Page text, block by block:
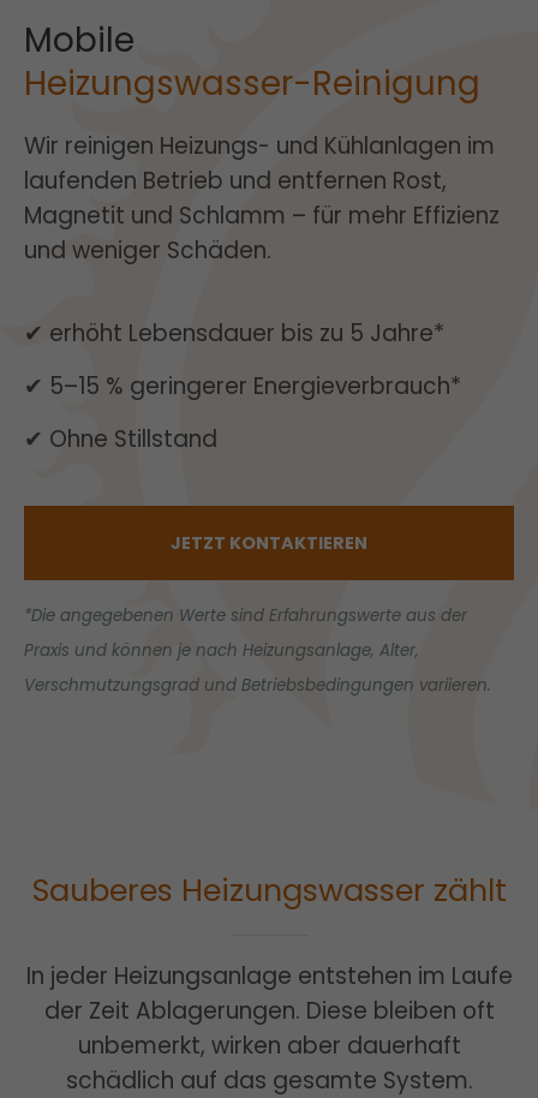
About us
Lorem ipsum dolor sit amet, consectetuer
adipiscing elit.
Aenean commodo ligula eget dolor. Aenean
massa. Cum sociis natoque penatibus et
magnis dis parturient montes, nascetur
ridiculus mus. Donec quam felis, ultricies nec.
Mobile
Heizungswasser-Reinigung
Wir reinigen Heizungs- und Kühlanlagen im
laufenden Betrieb und entfernen Rost,
Magnetit und Schlamm – für mehr Effizienz
und weniger Schäden.
✔ erhöht Lebensdauer bis zu 5 Jahre*
✔ 5–15 % geringerer Energieverbrauch*
✔ Ohne Stillstand
JETZT KONTAKTIEREN
*Die angegebenen Werte sind Erfahrungswerte aus der
Praxis und können je nach Heizungsanlage, Alter,
Verschmutzungsgrad und Betriebsbedingungen variieren.
Sauberes Heizungswasser zählt
In jeder Heizungsanlage entstehen im Laufe
der Zeit Ablagerungen. Diese bleiben oft
unbemerkt, wirken aber dauerhaft
schädlich auf das gesamte System.